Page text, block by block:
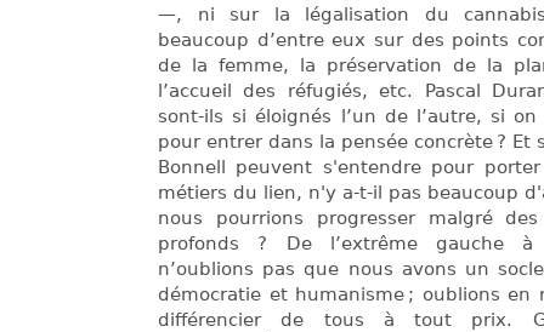
—, ni sur la légalisation du
beaucoup d’entre eux sur des points
de la femme, la préservation de la
l’accueil des réfugiés, etc. Pascal
sont-ils si éloignés l’un de l’autre, si
pour entrer dans la pensée concrète ? Et
Bonnell peuvent s'entendre pour
métiers du lien, n'y a-t-il pas beaucoup
nous pourrions progresser malgré
profonds ? De l’extrême gauche
n’oublions pas que nous avons un
démocratie et humanisme ; oublions en
différencier de tous à tout prix.